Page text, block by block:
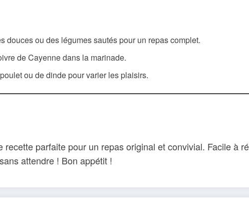
douces ou des légumes sautés pour un repas complet.
de Cayenne dans la marinade.
ou de dinde pour varier les plaisirs.
parfaite pour un repas original et convivial. Facile à
attendre ! Bon appétit !